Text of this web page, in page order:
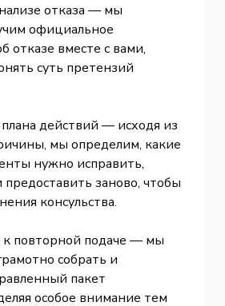
отказа — мы
официальное
отказе вместе с вами,
суть претензий
действий — исходя из
мы определим, какие
нужно исправить,
заново, чтобы
консульства.
повторной подаче — мы
собрать и
пакет
особое внимание тем